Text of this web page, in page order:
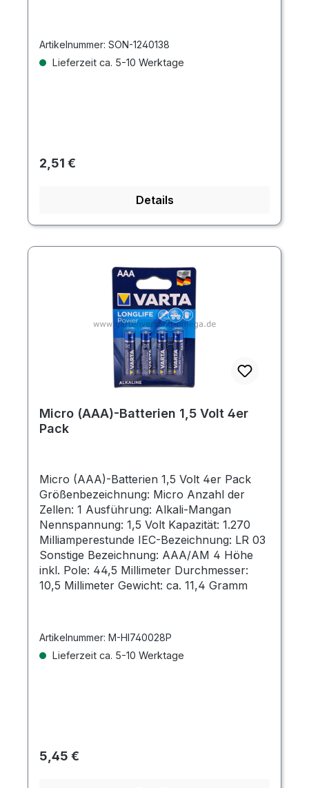
Artikelnummer: SON-1240138
Lieferzeit ca. 5-10 Werktage
Regulärer Preis:
2,51 €
Details
Micro (AAA)-Batterien 1,5 Volt 4er
Pack
Micro (AAA)-Batterien 1,5 Volt 4er Pack
Größenbezeichnung: Micro Anzahl der
Zellen: 1 Ausführung: Alkali-Mangan
Nennspannung: 1,5 Volt Kapazität: 1.270
Milliamperestunde IEC-Bezeichnung: LR 03
Sonstige Bezeichnung: AAA/AM 4 Höhe
inkl. Pole: 44,5 Millimeter Durchmesser:
10,5 Millimeter Gewicht: ca. 11,4 Gramm
Artikelnummer: M-HI740028P
Lieferzeit ca. 5-10 Werktage
Regulärer Preis:
5,45 €